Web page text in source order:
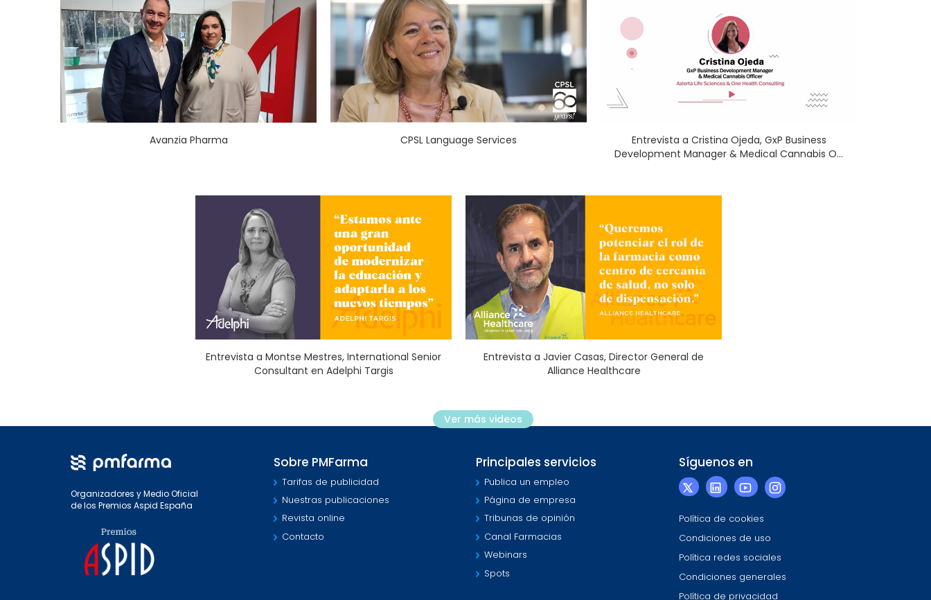
Avanzia Pharma CPSL Language Services
Entrevista a Cristina Ojeda, GxP Business
Development Manager & Medical Cannabis O...
Entrevista a Montse Mestres, International Senior
Consultant en Adelphi Targis
Entrevista a Javier Casas, Director General de
Alliance Healthcare
Ver más videos
Organizadores y Medio Oficial
de los Premios Aspid España
Sobre PMFarma
Tarifas de publicidad
Nuestras publicaciones
Revista online
Contacto
Principales servicios
Publica un empleo
Página de empresa
Tribunas de opinión
Canal Farmacias
Webinars
Spots
Síguenos en
Política de cookies
Condiciones de uso
Política redes sociales
Condiciones generales
Política de privacidad